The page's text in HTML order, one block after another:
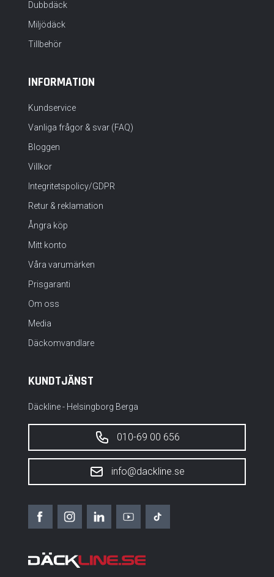
Dubbdäck
Miljödäck
Tillbehör
INFORMATION
Kundservice
Vanliga frågor & svar (FAQ)
Bloggen
Villkor
Integritetspolicy/GDPR
Retur & reklamation
Ångra köp
Mitt konto
Våra varumärken
Prisgaranti
Om oss
Media
Däckomvandlare
KUNDTJÄNST
Däckline - Helsingborg Berga
010-69 00 656
info@dackline.se